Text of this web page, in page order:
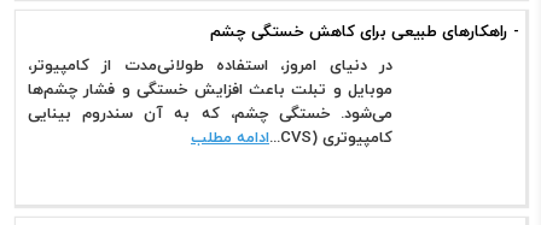
- راهکارهای طبیعی برای کاهش خستگی چشم
در دنیای امروز، استفاده طولانی‌مدت از کامپیوتر،
موبایل و تبلت باعث افزایش خستگی و فشار چشم‌ها
می‌شود. خستگی چشم، که به آن سندروم بینایی
کامپیوتری (CVS...
ادامه مطلب